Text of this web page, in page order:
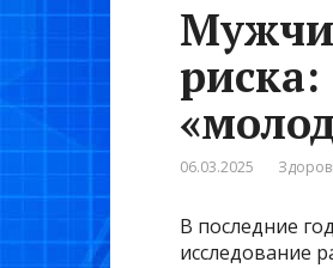
06.03.2025
В последние
исследование